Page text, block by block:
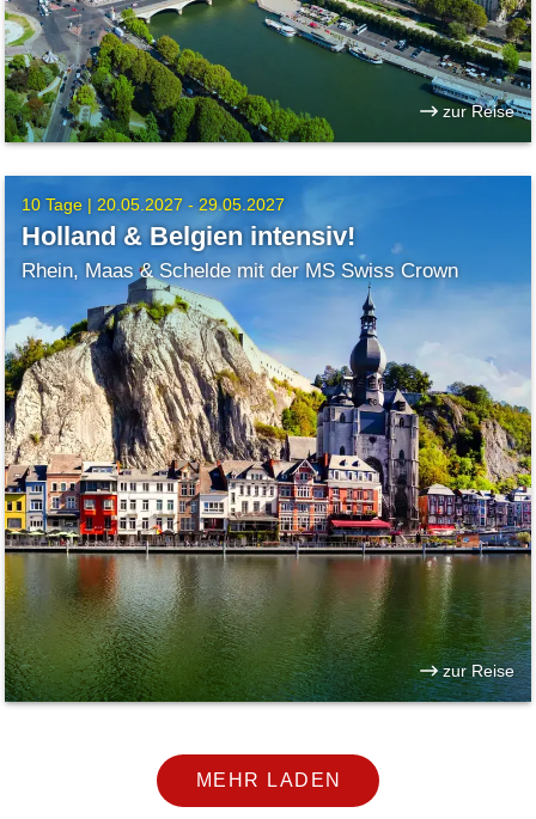
zur Reise
10 Tage | 20.05.2027 - 29.05.2027
Holland & Belgien intensiv!
Rhein, Maas & Schelde mit der MS Swiss Crown
zur Reise
MEHR LADEN